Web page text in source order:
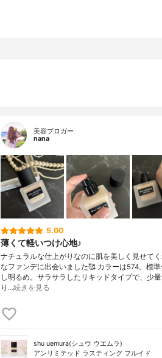
美容ブロガー
nana
5.00
薄くて軽いつけ心地♪
ナチュラルな仕上がりなのに肌を美しく見せて
なファンデに出会いました🥰 カラーは574。標
し明るめ。サラサラしたリキッドタイプで、少
り…続きを見る
shu uemura(シュウ ウエムラ)
アンリミテッド ラスティング フルイド